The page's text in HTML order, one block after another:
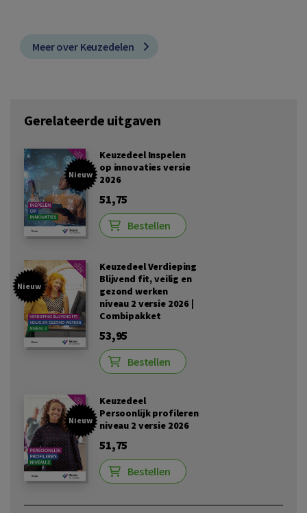
Meer over Keuzedelen
Gerelateerde uitgaven
Nieuw
Keuzedeel Inspelen
op innovaties versie
2026
51,75
Bestellen
Nieuw
Keuzedeel Verdieping
Blijvend fit, veilig en
gezond werken
niveau 2 versie 2026 |
Combipakket
53,95
Bestellen
Nieuw
Keuzedeel
Persoonlijk profileren
niveau 2 versie 2026
51,75
Bestellen